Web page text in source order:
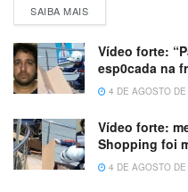
SAIBA MAIS
Vídeo forte:
esp0cada na
4 DE AGOSTO
Vídeo forte:
Shopping foi
4 DE AGOSTO